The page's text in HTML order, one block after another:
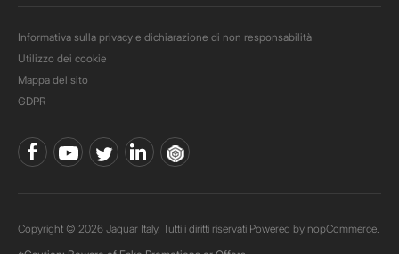
Informativa sulla privacy e dichiarazione di non responsabilità
Utilizzo dei cookie
Mappa del sito
GDPR
Copyright © 2026 Jaquar Italy. Tutti i diritti riservati Powered by nopCommerce.